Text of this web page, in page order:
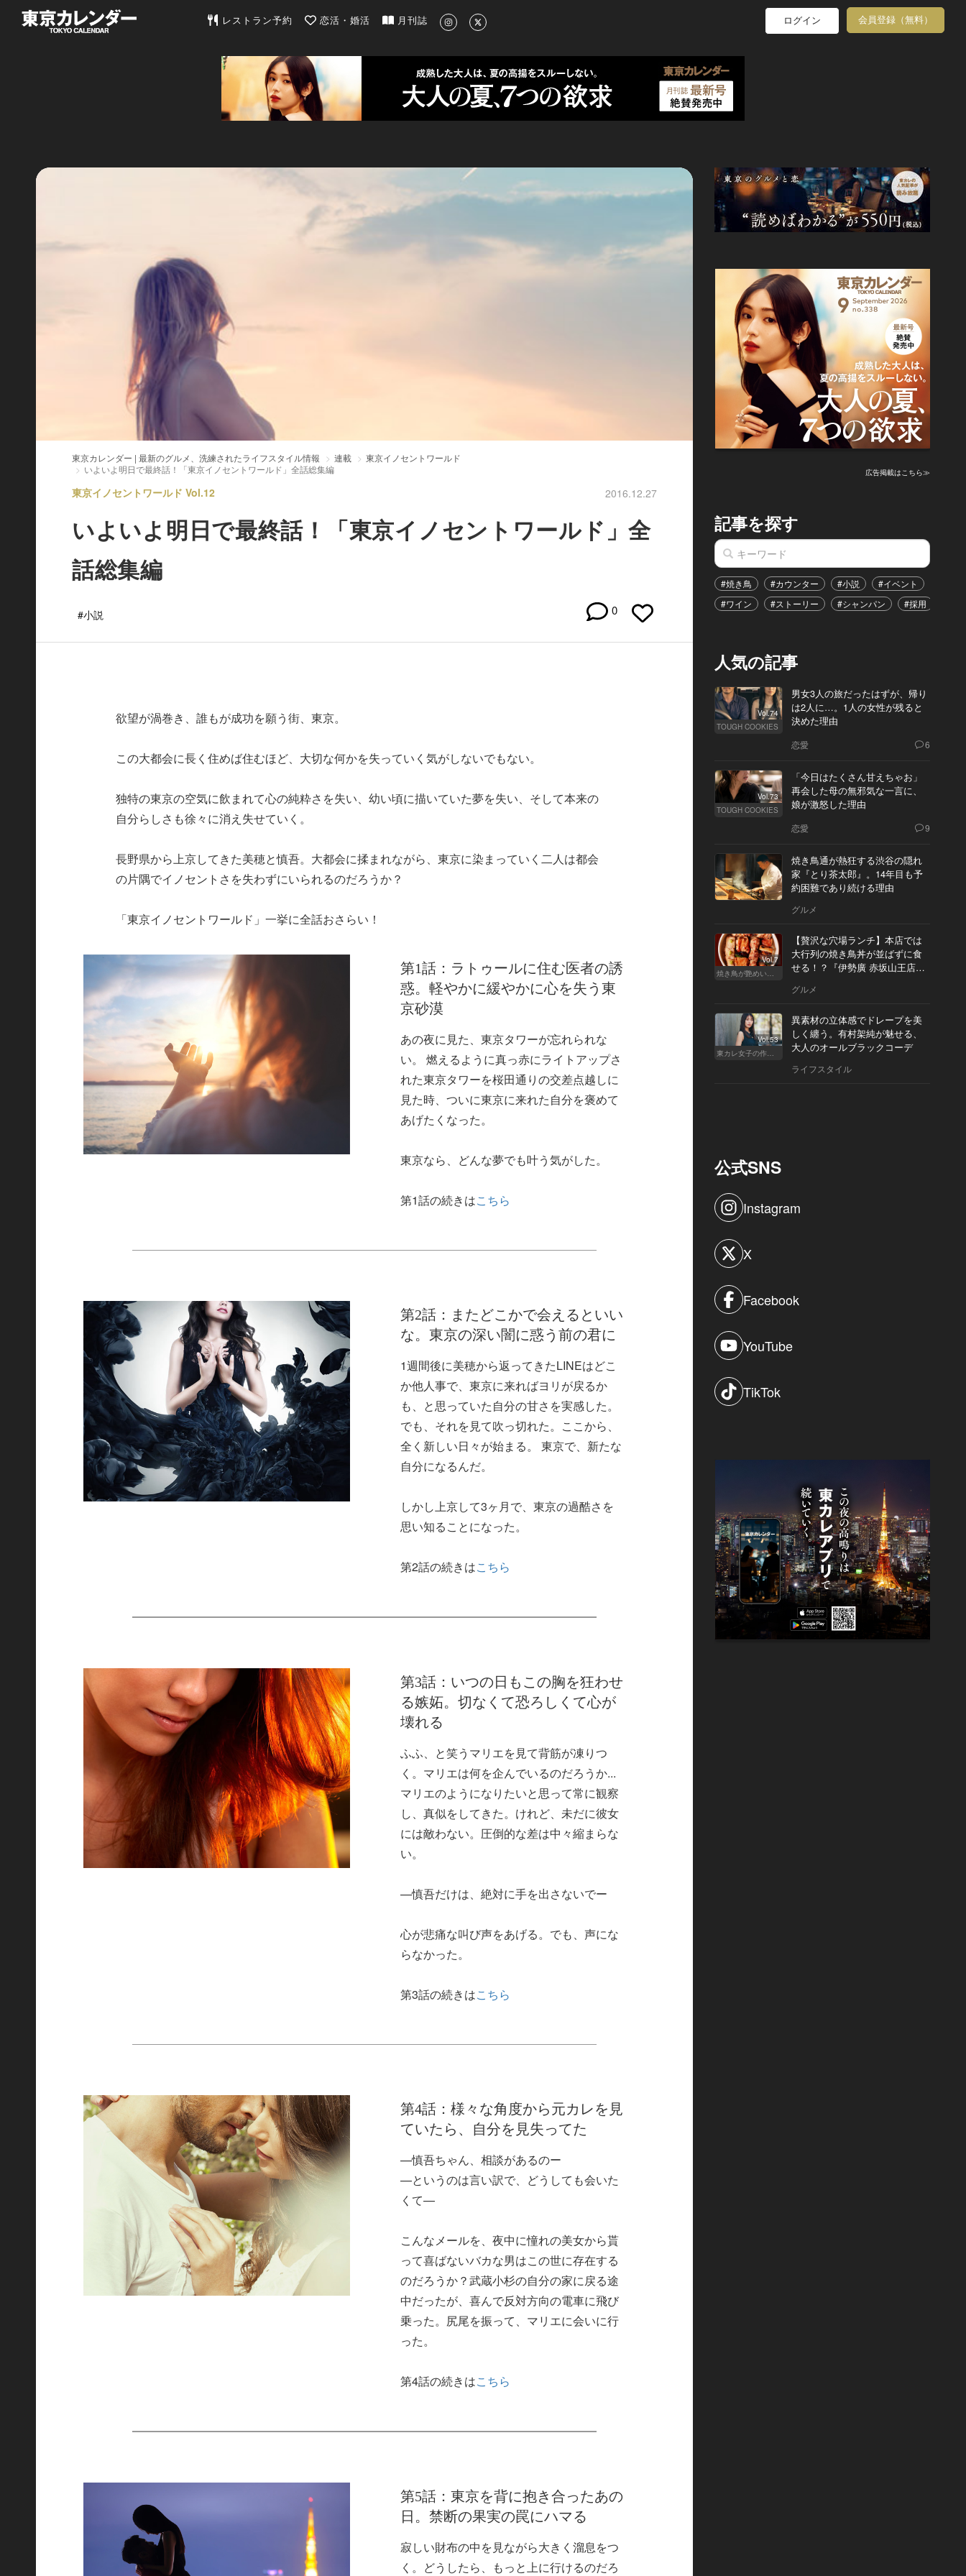
東京カレンダー | 最新のグルメ、洗練されたライフスタイル情報
レストラン予約 恋活・婚活 月刊誌 ログイン 会員登録（無料）
東京カレンダー | 最新のグルメ、洗練されたライフスタイル情報 連載
東京イノセントワールド
いよいよ明日で最終話！「東京イノセントワールド」全話総集編
東京イノセントワールド Vol.12 2016.12.27
いよいよ明日で最終話！「東京イノセントワールド」全
話総集編
#小説 0
欲望が渦巻き、誰もが成功を願う街、東京。
この大都会に長く住めば住むほど、大切な何かを失っていく気がしないでもない。
独特の東京の空気に飲まれて心の純粋さを失い、幼い頃に描いていた夢を失い、そして本来の
自分らしさも徐々に消え失せていく。
長野県から上京してきた美穂と慎吾。大都会に揉まれながら、東京に染まっていく二人は都会
の片隅でイノセントさを失わずにいられるのだろうか？
「東京イノセントワールド」一挙に全話おさらい！
第1話：ラトゥールに住む医者の誘
惑。軽やかに緩やかに心を失う東
京砂漠
あの夜に見た、東京タワーが忘れられな
い。 燃えるように真っ赤にライトアップさ
れた東京タワーを桜田通りの交差点越しに
見た時、ついに東京に来れた自分を褒めて
あげたくなった。
東京なら、どんな夢でも叶う気がした。
第1話の続きはこちら
第2話：またどこかで会えるといい
な。東京の深い闇に惑う前の君に
1週間後に美穂から返ってきたLINEはどこ
か他人事で、東京に来ればヨリが戻るか
も、と思っていた自分の甘さを実感した。
でも、それを見て吹っ切れた。ここから、
全く新しい日々が始まる。 東京で、新たな
自分になるんだ。
しかし上京して3ヶ月で、東京の過酷さを
思い知ることになった。
第2話の続きはこちら
第3話：いつの日もこの胸を狂わせ
る嫉妬。切なくて恐ろしくて心が
壊れる
ふふ、と笑うマリエを見て背筋が凍りつ
く。マリエは何を企んでいるのだろうか...
マリエのようになりたいと思って常に観察
し、真似をしてきた。けれど、未だに彼女
には敵わない。圧倒的な差は中々縮まらな
い。
—慎吾だけは、絶対に手を出さないでー
心が悲痛な叫び声をあげる。でも、声にな
らなかった。
第3話の続きはこちら
第4話：様々な角度から元カレを見
ていたら、自分を見失ってた
—慎吾ちゃん、相談があるのー
—というのは言い訳で、どうしても会いた
くて—
こんなメールを、夜中に憧れの美女から貰
って喜ばないバカな男はこの世に存在する
のだろうか？武蔵小杉の自分の家に戻る途
中だったが、喜んで反対方向の電車に飛び
乗った。尻尾を振って、マリエに会いに行
った。
第4話の続きはこちら
第5話：東京を背に抱き合ったあの
日。禁断の果実の罠にハマる
寂しい財布の中を見ながら大きく溜息をつ
く。どうしたら、もっと上に行けるのだろ
広告掲載はこちら≫
記事を探す
#焼き鳥 #カウンター #小説 #イベント
#ワイン
#ストーリー #シャンパン #採用
人気の記事
Vol.74
TOUGH COOKIES
男女3人の旅だったはずが、帰り
は2人に…。1人の女性が残ると
決めた理由
恋愛 6
Vol.73
TOUGH COOKIES
「今日はたくさん甘えちゃお」
再会した母の無邪気な一言に、
娘が激怒した理由
恋愛 9
焼き鳥通が熱狂する渋谷の隠れ
家『とり茶太郎』。14年目も予
約困難であり続ける理由
グルメ
Vol.7
焼き鳥が艶めいてきた
【贅沢な穴場ランチ】本店では
大行列の焼き鳥丼が並ばずに食
せる！？『伊勢廣 赤坂山王店』
グルメ
Vol.53
東カレ女子の作り方
異素材の立体感でドレープを美
しく纏う。有村架純が魅せる、
大人のオールブラックコーデ
ライフスタイル
公式SNS
Instagram
X
Facebook
YouTube
TikTok